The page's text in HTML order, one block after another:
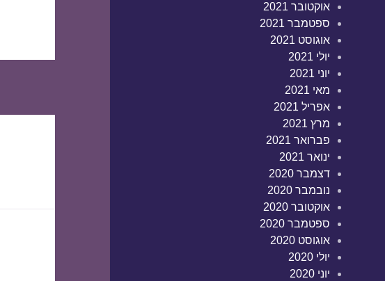
אוקטובר 2021
ספטמבר 2021
אוגוסט 2021
יולי 2021
יוני 2021
מאי 2021
אפריל 2021
מרץ 2021
פברואר 2021
ינואר 2021
דצמבר 2020
נובמבר 2020
אוקטובר 2020
ספטמבר 2020
אוגוסט 2020
יולי 2020
יוני 2020